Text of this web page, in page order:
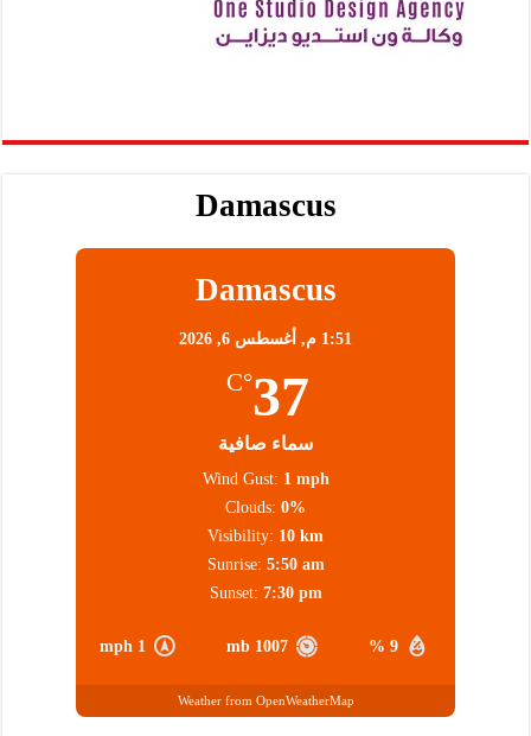
Damascus
Damascus
1:51 م, أغسطس 6, 2026
37
°C
سماء صافية
9 %
1007 mb
1 mph
Wind Gust: 1 mph
Clouds: 0%
Visibility: 10 km
Sunrise: 5:50 am
Sunset: 7:30 pm
Weather from OpenWeatherMap